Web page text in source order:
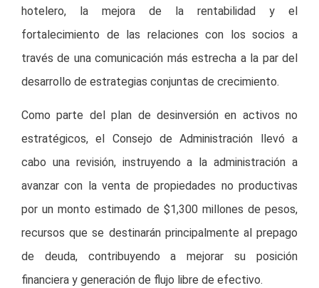
hotelero, la mejora de la rentabilidad y el
fortalecimiento de las relaciones con los socios a
través de una comunicación más estrecha a la par del
desarrollo de estrategias conjuntas de crecimiento.
Como parte del plan de desinversión en activos no
estratégicos, el Consejo de Administración llevó a
cabo una revisión, instruyendo a la administración a
avanzar con la venta de propiedades no productivas
por un monto estimado de $1,300 millones de pesos,
recursos que se destinarán principalmente al prepago
de deuda, contribuyendo a mejorar su posición
financiera y generación de flujo libre de efectivo.